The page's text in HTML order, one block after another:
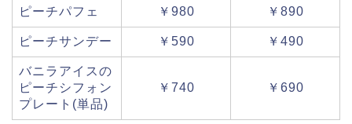
ピーチパフェ ￥980 ￥890
ピーチサンデー ￥590 ￥490
バニラアイスの
ピーチシフォン
プレート(単品)
￥740 ￥690